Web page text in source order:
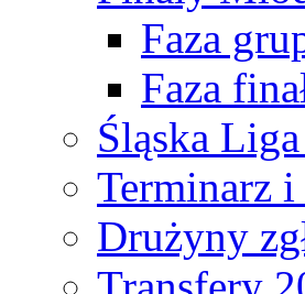
Faza
Faza
Śląska
Terminarz
Drużyny